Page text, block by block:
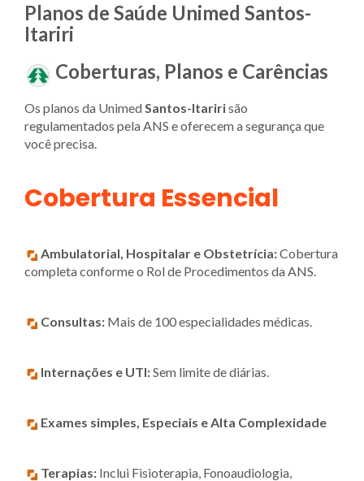
Planos de Saúde Unimed Santos-
Itariri
Coberturas, Planos e Carências
Os planos da Unimed Santos-Itaririsão
regulamentados pela ANS e oferecem a segurança que
você precisa.
Cobertura Essencial
Ambulatorial, Hospitalar e Obstetrícia:Cobertura
completa conforme o Rol de Procedimentos da ANS.
Consultas: Mais de 100 especialidades médicas.
Internações e UTI:Sem limite de diárias.
Exames simples, Especiais e Alta Complexidade
Terapias: Inclui Fisioterapia, Fonoaudiologia,